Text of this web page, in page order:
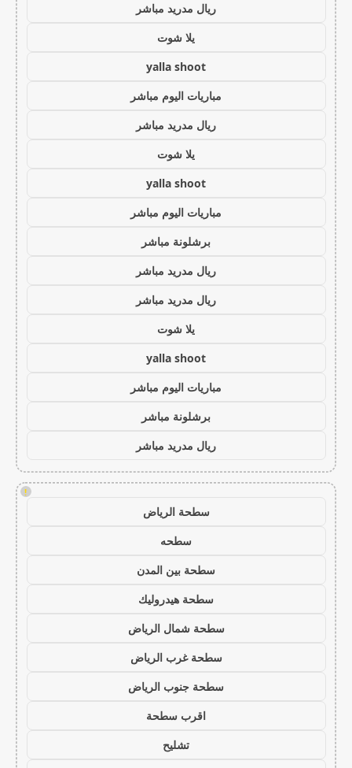
ريال مدريد مباشر
يلا شوت
yalla shoot
مباريات اليوم مباشر
ريال مدريد مباشر
يلا شوت
yalla shoot
مباريات اليوم مباشر
برشلونة مباشر
ريال مدريد مباشر
ريال مدريد مباشر
يلا شوت
yalla shoot
مباريات اليوم مباشر
برشلونة مباشر
ريال مدريد مباشر
!
سطحة الرياض
سطحه
سطحة بين المدن
سطحة هيدروليك
سطحة شمال الرياض
سطحة غرب الرياض
سطحة جنوب الرياض
اقرب سطحة
تشليح